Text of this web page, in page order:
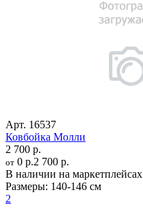
Арт. 16537
Ковбойка Молли
2 700 р.
от 0 р.2 700 р.
В наличии на маркетплейсах
Размеры: 140-146 см
2